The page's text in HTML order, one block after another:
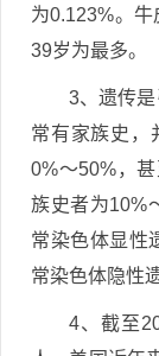
为0.123%。
39岁为最多。
3、遗传
常有家族史，
0%～50%，
族史者为10%
常染色体显性
常染色体隐性
4、截至